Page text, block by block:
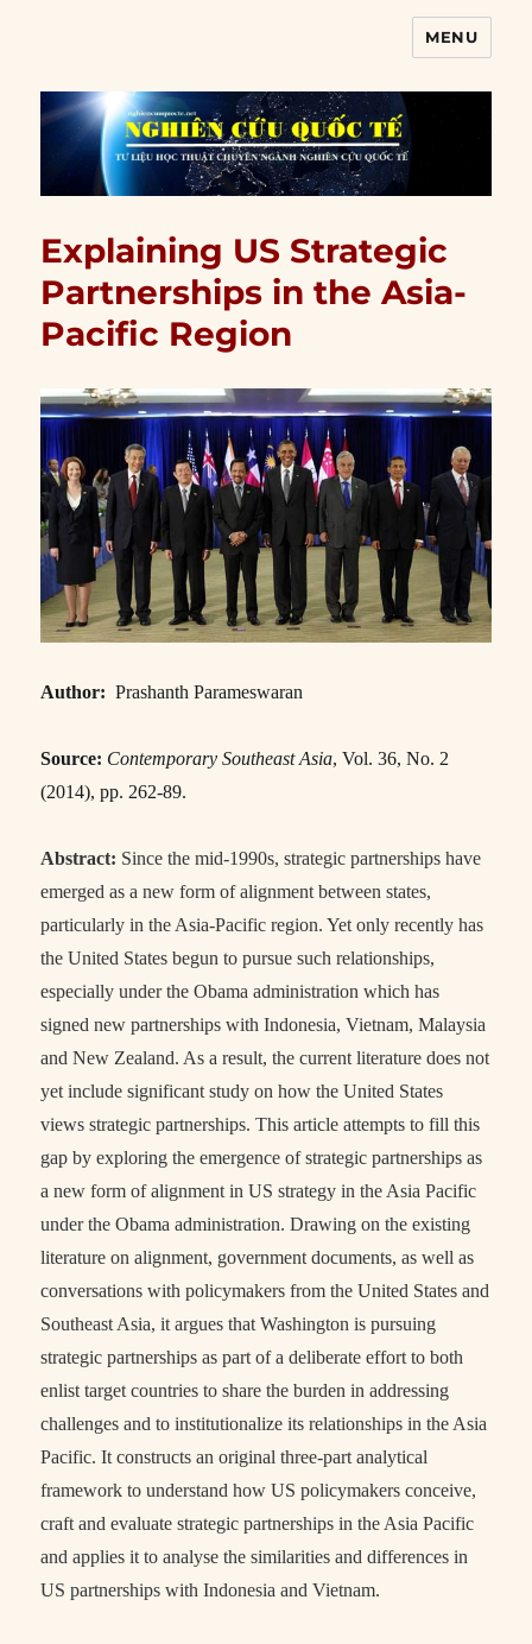
MENU
Explaining US Strategic
Partnerships in the Asia-
Pacific Region
Author: Prashanth Parameswaran
Source: Contemporary Southeast Asia, Vol. 36, No. 2
(2014), pp. 262-89.
Abstract: Since the mid-1990s, strategic partnerships have
emerged as a new form of alignment between states,
particularly in the Asia-Pacific region. Yet only recently has
the United States begun to pursue such relationships,
especially under the Obama administration which has
signed new partnerships with Indonesia, Vietnam, Malaysia
and New Zealand. As a result, the current literature does not
yet include significant study on how the United States
views strategic partnerships. This article attempts to fill this
gap by exploring the emergence of strategic partnerships as
a new form of alignment in US strategy in the Asia Pacific
under the Obama administration. Drawing on the existing
literature on alignment, government documents, as well as
conversations with policymakers from the United States and
Southeast Asia, it argues that Washington is pursuing
strategic partnerships as part of a deliberate effort to both
enlist target countries to share the burden in addressing
challenges and to institutionalize its relationships in the Asia
Pacific. It constructs an original three-part analytical
framework to understand how US policymakers conceive,
craft and evaluate strategic partnerships in the Asia Pacific
and applies it to analyse the similarities and differences in
US partnerships with Indonesia and Vietnam.